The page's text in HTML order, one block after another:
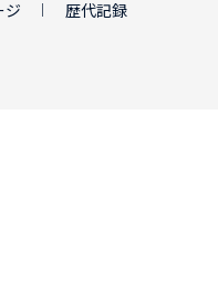
ジ 歴代記録